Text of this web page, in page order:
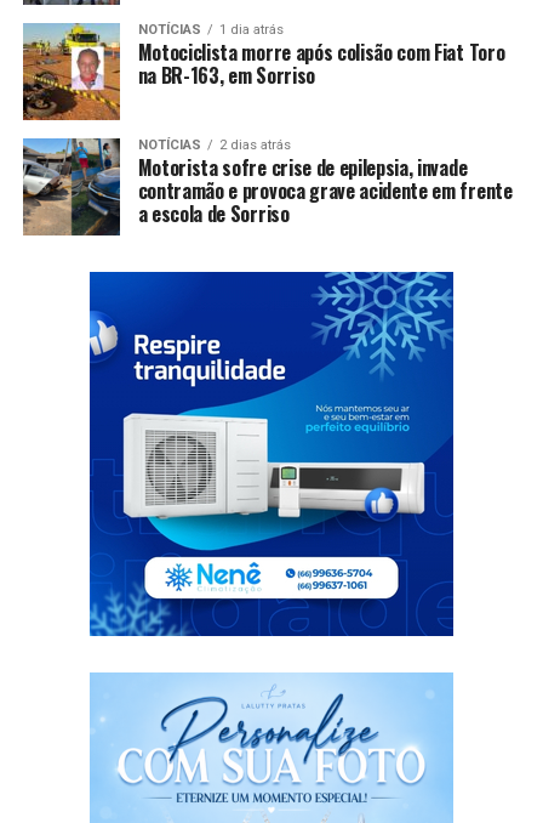
NOTÍCIAS 1 dia atrás
Motociclista morre após colisão com Fiat Toro
na BR-163, em Sorriso
NOTÍCIAS 2 dias atrás
Motorista sofre crise de epilepsia, invade
contramão e provoca grave acidente em frente
a escola de Sorriso